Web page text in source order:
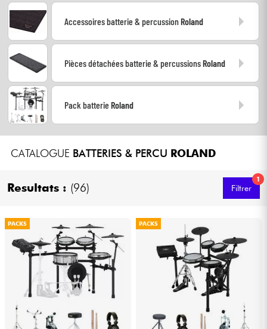
Eclairage
Vents
Violons & Quatuor
Câbles & Access.
Accessoires batterie & percussionRoland
Pièces détachées batterie & percussionsRoland
Pack batterieRoland
CATALOGUE BATTERIES & PERCU ROLAND
Resultats : (96)
1
Filtrer
PACKS PACKS